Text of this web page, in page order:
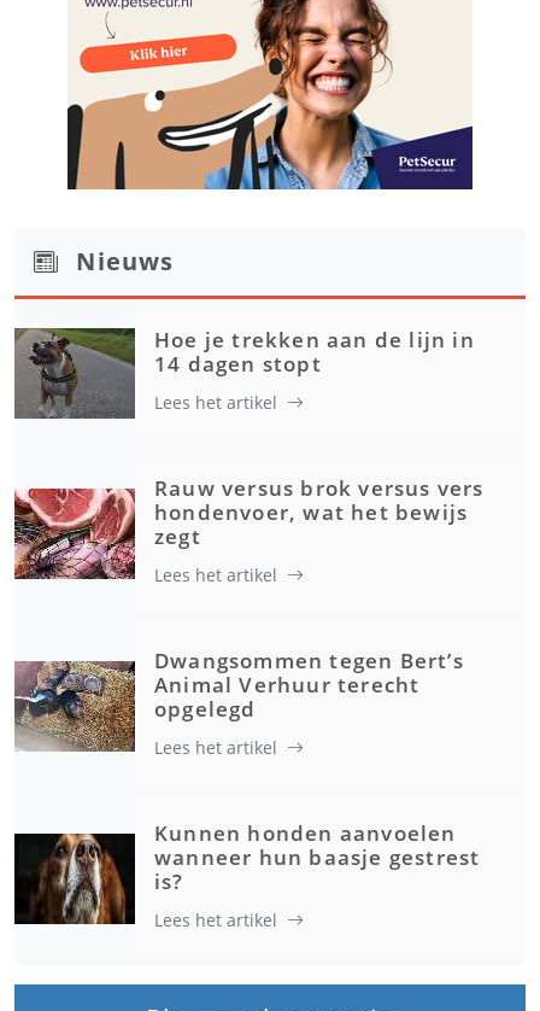
Nieuws
Hoe je trekken aan de lijn in
14 dagen stopt
Lees het artikel
Rauw versus brok versus vers
hondenvoer, wat het bewijs
zegt
Lees het artikel
Dwangsommen tegen Bert’s
Animal Verhuur terecht
opgelegd
Lees het artikel
Kunnen honden aanvoelen
wanneer hun baasje gestrest
is?
Lees het artikel